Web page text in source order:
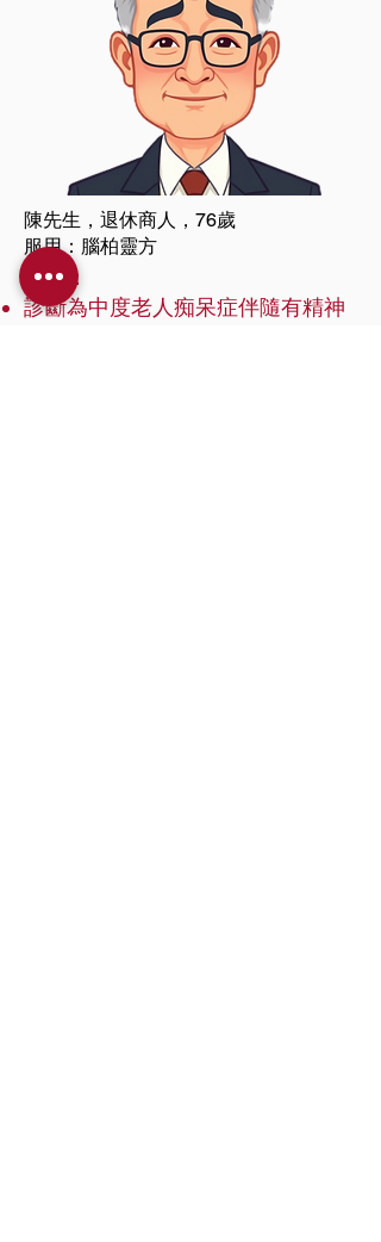
陳先生，退休商人，76歲
服用：腦柏靈方
狀況：
診斷為中度老人痴呆症伴隨有精神